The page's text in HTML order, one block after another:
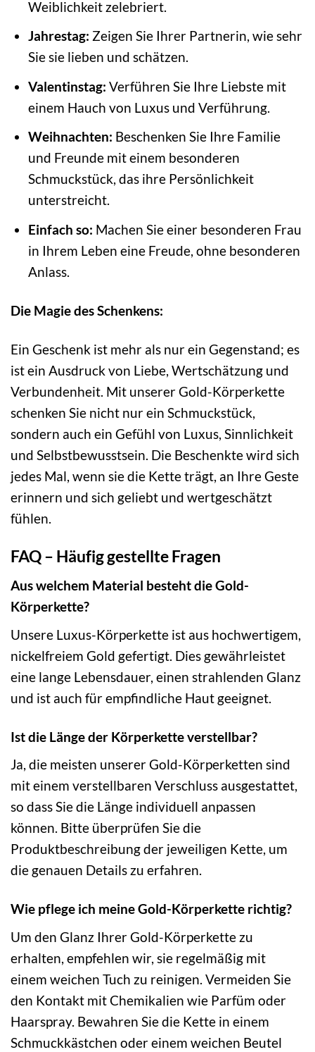
Weiblichkeit zelebriert.
Jahrestag: Zeigen Sie Ihrer Partnerin, wie sehr
Sie sie lieben und schätzen.
Valentinstag: Verführen Sie Ihre Liebste mit
einem Hauch von Luxus und Verführung.
Weihnachten: Beschenken Sie Ihre Familie
und Freunde mit einem besonderen
Schmuckstück, das ihre Persönlichkeit
unterstreicht.
Einfach so: Machen Sie einer besonderen Frau
in Ihrem Leben eine Freude, ohne besonderen
Anlass.
Die Magie des Schenkens:
Ein Geschenk ist mehr als nur ein Gegenstand; es
ist ein Ausdruck von Liebe, Wertschätzung und
Verbundenheit. Mit unserer Gold-Körperkette
schenken Sie nicht nur ein Schmuckstück,
sondern auch ein Gefühl von Luxus, Sinnlichkeit
und Selbstbewusstsein. Die Beschenkte wird sich
jedes Mal, wenn sie die Kette trägt, an Ihre Geste
erinnern und sich geliebt und wertgeschätzt
fühlen.
FAQ – Häufig gestellte Fragen
Aus welchem Material besteht die Gold-
Körperkette?
Unsere Luxus-Körperkette ist aus hochwertigem,
nickelfreiem Gold gefertigt. Dies gewährleistet
eine lange Lebensdauer, einen strahlenden Glanz
und ist auch für empfindliche Haut geeignet.
Ist die Länge der Körperkette verstellbar?
Ja, die meisten unserer Gold-Körperketten sind
mit einem verstellbaren Verschluss ausgestattet,
so dass Sie die Länge individuell anpassen
können. Bitte überprüfen Sie die
Produktbeschreibung der jeweiligen Kette, um
die genauen Details zu erfahren.
Wie pflege ich meine Gold-Körperkette richtig?
Um den Glanz Ihrer Gold-Körperkette zu
erhalten, empfehlen wir, sie regelmäßig mit
einem weichen Tuch zu reinigen. Vermeiden Sie
den Kontakt mit Chemikalien wie Parfüm oder
Haarspray. Bewahren Sie die Kette in einem
Schmuckkästchen oder einem weichen Beutel